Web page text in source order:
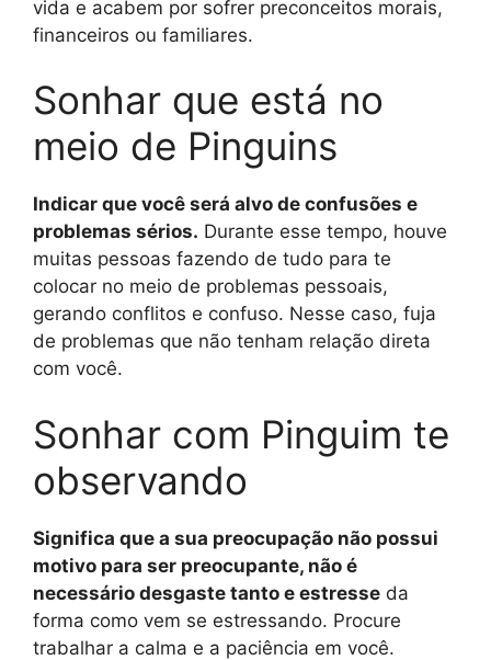
vida e acabem por sofrer preconceitos morais,
financeiros ou familiares.
Sonhar que está no
meio de Pinguins
Indicar que você será alvo de confusões e
problemas sérios. Durante esse tempo, houve
muitas pessoas fazendo de tudo para te
colocar no meio de problemas pessoais,
gerando conflitos e confuso. Nesse caso, fuja
de problemas que não tenham relação direta
com você.
Sonhar com Pinguim te
observando
Significa que a sua preocupação não possui
motivo para ser preocupante, não é
necessário desgaste tanto e estresse da
forma como vem se estressando. Procure
trabalhar a calma e a paciência em você.